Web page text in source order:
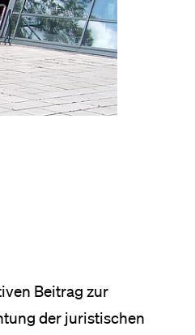
Beitrag zur
der juristischen